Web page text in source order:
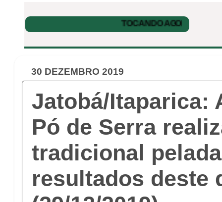
30 DEZEMBRO 2019
Jatobá/Itaparica:
Pó de Serra
tradicional
resultados deste